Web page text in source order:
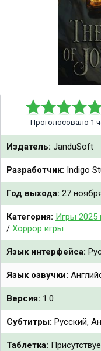
Проголосовало 1
Издатель: JanduSoft
Разработчик: Indigo
Год выхода: 27
Категория: Игры 2025
/ Хоррор игры
Язык интерфейса:
Язык озвучки:
Версия: 1.0
Субтитры: Русский,
Таблетка: